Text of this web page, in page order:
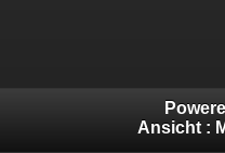
Ansicht :